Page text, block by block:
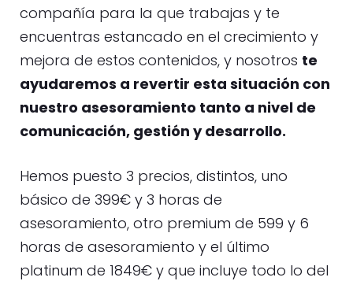
compañía para la que trabajas y te
encuentras estancado en el crecimiento y
mejora de estos contenidos, y nosotros te
ayudaremos a revertir esta situación con
nuestro asesoramiento tanto a nivel de
comunicación, gestión y desarrollo.
Hemos puesto 3 precios, distintos, uno
básico de 399€ y 3 horas de
asesoramiento, otro premium de 599 y 6
horas de asesoramiento y el último
platinum de 1849€ y que incluye todo lo del